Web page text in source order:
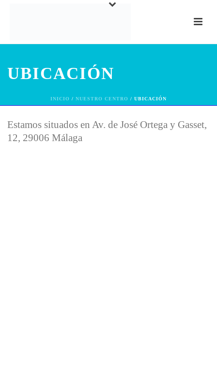
UBICACIÓN
INICIO / NUESTRO CENTRO / UBICACIÓN
Estamos situados en Av. de José Ortega y Gasset,
12, 29006 Málaga